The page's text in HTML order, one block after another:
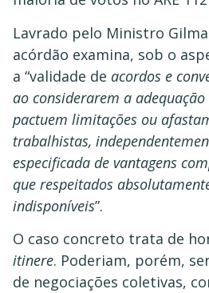
Lavrado pelo Ministro
acórdão examina, sob o
a “validade de acordos e
ao considerarem a
pactuem limitações ou
trabalhistas,
especificada de vantagens
que respeitados
indisponíveis”.
O caso concreto trata de
itinere. Poderiam, porém,
de negociações coletivas,